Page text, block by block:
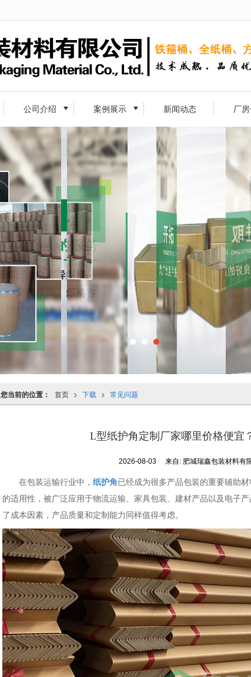
公司介绍 案例展示 新闻动态 厂
您当前的位置： 首页 > 下载 > 常见问题
L型纸护角定制厂家哪里价格便宜
2026-08-03 来自: 肥城瑞鑫包装材料有
在包装运输行业中， 纸护角已经成为很多产品包装的重要辅助
的适用性，被广泛应用于物流运输、家具包装、建材产品以及电子
了成本因素，产品质量和定制能力同样值得考虑。